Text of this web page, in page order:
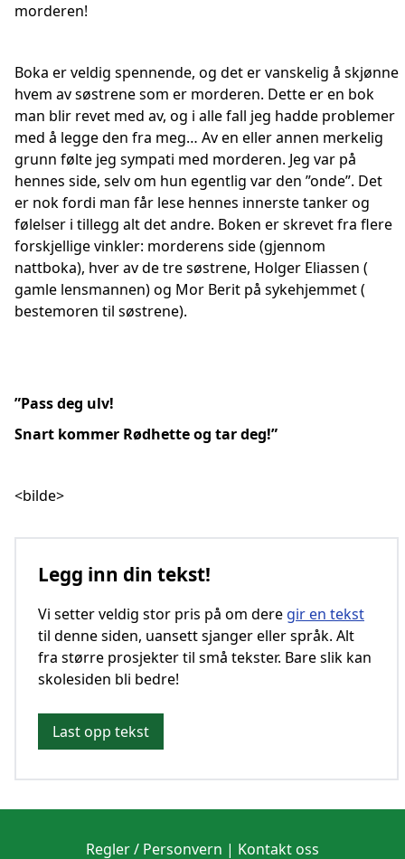
morderen!
Boka er veldig spennende, og det er vanskelig å skjønne
hvem av søstrene som er morderen. Dette er en bok
man blir revet med av, og i alle fall jeg hadde problemer
med å legge den fra meg… Av en eller annen merkelig
grunn følte jeg sympati med morderen. Jeg var på
hennes side, selv om hun egentlig var den ”onde”. Det
er nok fordi man får lese hennes innerste tanker og
følelser i tillegg alt det andre. Boken er skrevet fra flere
forskjellige vinkler: morderens side (gjennom
nattboka), hver av de tre søstrene, Holger Eliassen (
gamle lensmannen) og Mor Berit på sykehjemmet (
bestemoren til søstrene).
”Pass deg ulv!
Snart kommer Rødhette og tar deg!”
<bilde>
Legg inn din tekst!
Vi setter veldig stor pris på om dere gir en tekst
til denne siden, uansett sjanger eller språk. Alt
fra større prosjekter til små tekster. Bare slik kan
skolesiden bli bedre!
Last opp tekst
Regler / Personvern | Kontakt oss